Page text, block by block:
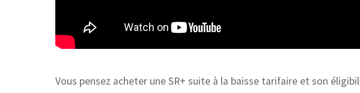
Vous pensez acheter une SR+ suite à la baisse tarifaire et son